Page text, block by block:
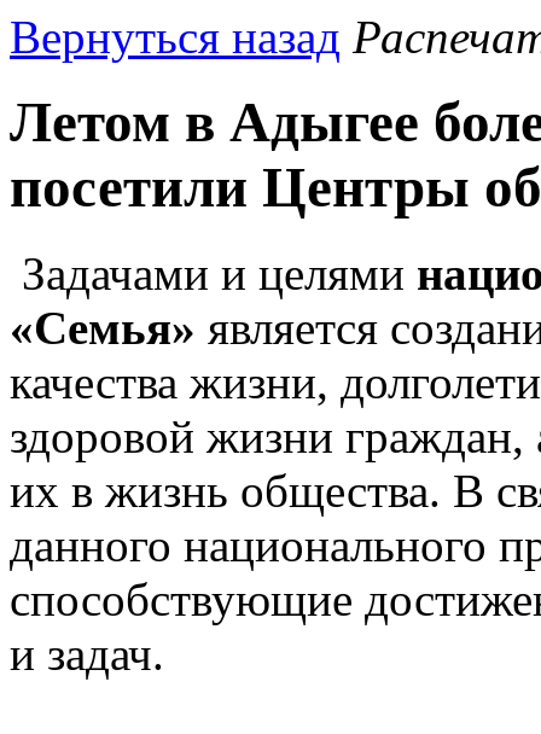
Вернуться назад
Летом в Адыгее
посетили Центры
Задачами и целями
«Семья» является
качества жизни,
здоровой жизни граждан,
их в жизнь общества. В
данного национального
способствующие
и задач.